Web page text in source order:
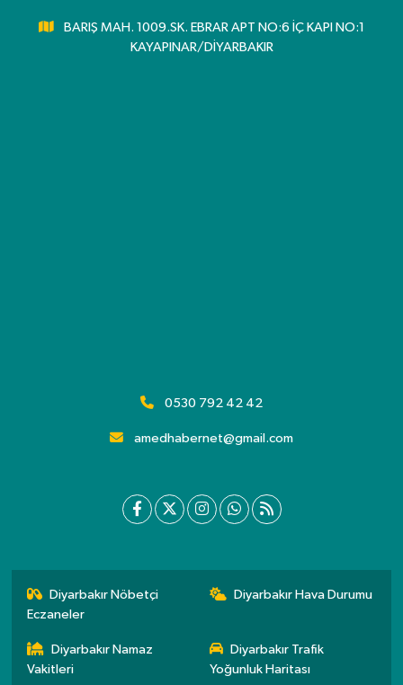
BARIŞ MAH. 1009.SK. EBRAR APT NO:6 İÇ KAPI NO:1
KAYAPINAR/DİYARBAKIR
0530 792 42 42
amedhabernet@gmail.com
Diyarbakır Nöbetçi
Eczaneler
Diyarbakır Hava Durumu
Diyarbakır Namaz
Vakitleri
Diyarbakır Trafik
Yoğunluk Haritası